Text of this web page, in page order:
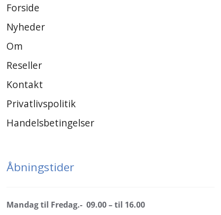
Forside
Nyheder
Om
Reseller
Kontakt
Privatlivspolitik
Handelsbetingelser
Åbningstider
Mandag til Fredag.- 09.00 – til 16.00